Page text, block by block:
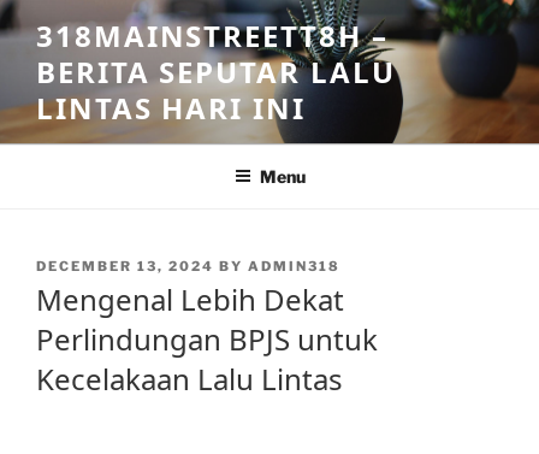
Skip
to
content
318MAINSTREETT8H –
BERITA SEPUTAR LALU
LINTAS HARI INI
Menu
POSTED
DECEMBER 13, 2024 BY ADMIN318
Mengenal Lebih Dekat
Perlindungan BPJS untuk
Kecelakaan Lalu Lintas